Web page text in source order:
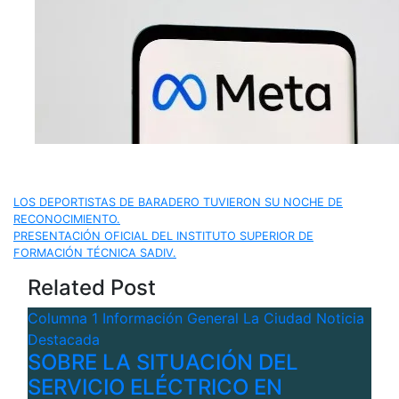
Navegación
de
entradas
LOS DEPORTISTAS DE BARADERO TUVIERON SU NOCHE DE
RECONOCIMIENTO.
PRESENTACIÓN OFICIAL DEL INSTITUTO SUPERIOR DE
FORMACIÓN TÉCNICA SADIV.
Related Post
Columna 1 Información General La Ciudad Noticia
Destacada
SOBRE LA SITUACIÓN DEL
SERVICIO ELÉCTRICO EN